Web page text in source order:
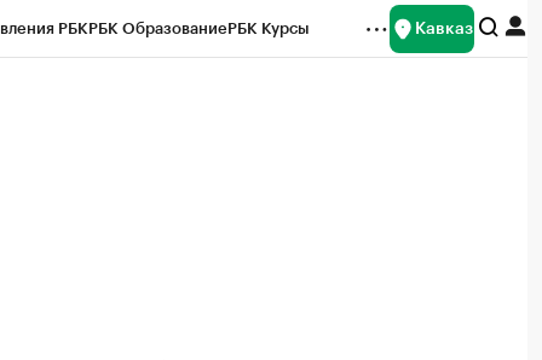
РБКРБК ОбразованиеРБК Курсы Кавказ